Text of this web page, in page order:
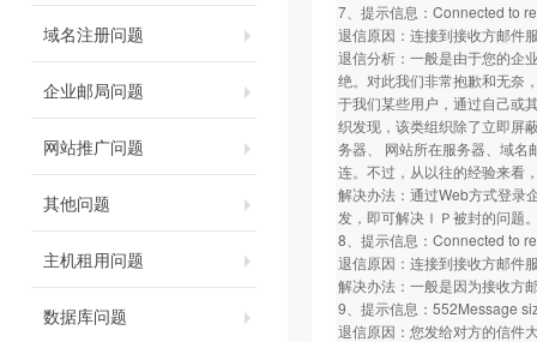
域名注册问题
企业邮局问题
网站推广问题
其他问题
主机租用问题
数据库问题
7、提示信息：Connected to
退信原因：连接到接收方邮件
退信分析：一般是由于您的企
绝。对此我们非常抱歉和无奈
于我们某些用户，通过自己或
织发现，该类组织除了立即屏
务器、 网站所在服务器、域名
连。不过，从以往的经验来看
解决办法：通过Web方式登录
发，即可解决ＩＰ被封的问题
8、提示信息：Connected to
退信原因：连接到接收方邮件
解决办法：一般是因为接收方
9、提示信息：552Message
退信原因：您发给对方的信件